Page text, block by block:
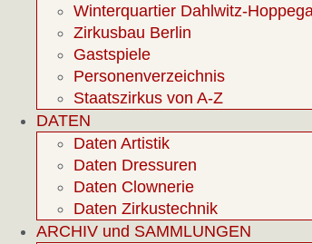
Winterquartier Dahlwitz-
Zirkusbau Berlin
Gastspiele
Personenverzeichnis
Staatszirkus von A-Z
DATEN
Daten Artistik
Daten Dressuren
Daten Clownerie
Daten Zirkustechnik
ARCHIV und SAMMLUNGEN